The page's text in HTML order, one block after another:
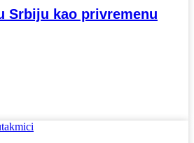
Srbiju kao privremenu